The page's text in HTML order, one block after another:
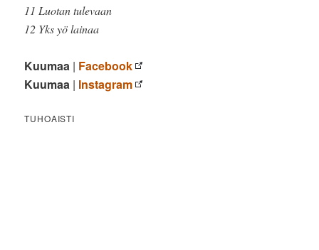
11 Luotan tulevaan
12 Yks yö lainaa
Kuumaa | Facebook
Kuumaa | Instagram
TUHOAISTI